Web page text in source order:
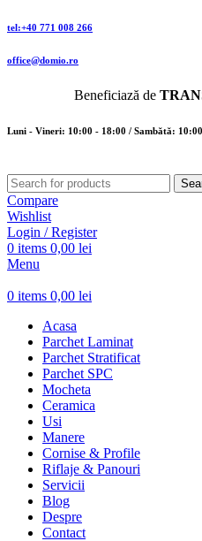
tel:+40 771 008 266
office@domio.ro
Beneficiază de
Luni - Vineri: 10:00 - 18:00 / Sambătă:
Compare
Wishlist
Login / Register
0 items 0,00 lei
Menu
0 items 0,00 lei
Acasa
Parchet Laminat
Parchet Stratificat
Parchet SPC
Mocheta
Ceramica
Usi
Manere
Cornise & Profile
Riflaje & Panouri
Servicii
Blog
Despre
Contact